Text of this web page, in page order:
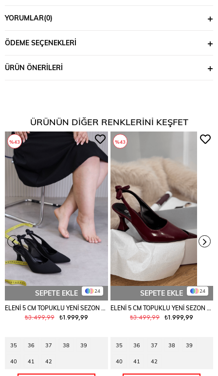
YORUMLAR(0)
ÖDEME SEÇENEKLERI
ÜRÜN ÖNERILERI
ÜRÜNÜN DIĞER RENKLERINI KEŞFET
24
SEPETE EKLE
₺1.999,99
₺3.499,99
35 36 37 38 39
40 41 42
%43
24
SEPETE EKLE
₺1.999,99
₺3.499,99
35 36 37 38 39
40 41 42
%43